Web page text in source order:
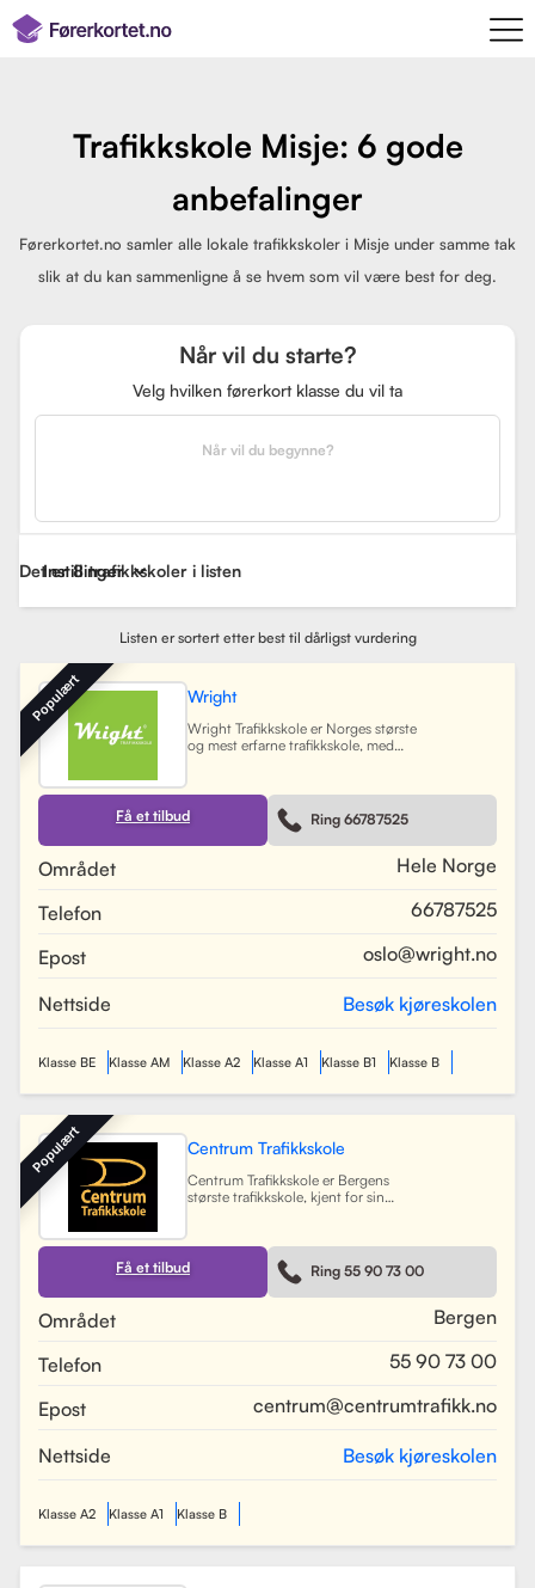
Trafikkskole Misje: 6 gode
anbefalinger
Førerkortet.no samler alle lokale trafikkskoler i Misje under samme tak
slik at du kan sammenligne å se hvem som vil være best for deg.
Når vil du starte?
Velg hvilken førerkort klasse du vil ta
Når vil du begynne?
Det er 8 trafikkskoler i listen
Instillinger
Listen er sortert etter best til dårligst vurdering
Wright
Wright Trafikkskole er Norges største
og mest erfarne trafikkskole, med
Trøndelag. Siden oppstarten har
skolen hatt som mål å tilby
profesjonell og engasjert
trafikopplæring for både
kjøretimer med all nødvendig
moderne digitale systemer for å
gjøre det enkelt for elever å booke
sine trafikklærere.
Les mer
Få et tilbud Ring 66787525
Området
Hele Norge
Telefon
66787525
Epost
oslo@wright.no
Nettside Besøk kjøreskolen
Populært
Klasse BE Klasse AM Klasse A2 Klasse A1 Klasse B1 Klasse B
Centrum Trafikkskole
Centrum Trafikkskole er Bergens
største trafikkskole, kjent for sin
for førerkort i alle klasser, og har et
team av 30 dyktige kjørelærere som
gir undervisning i et trygt og vennlig
miljø. Med lokaler i Bergen sentrum,
elevene best mulig til oppkjøring.
Gjennom en kombinasjon av teori
gjøre prosessen med å ta førerkort
både enkel og trygg for alle elever.
Få et tilbud Ring 55 90 73 00
Området
Bergen
Telefon
55 90 73 00
Epost
centrum@centrumtrafikk.no
Nettside Besøk kjøreskolen
Populært
Klasse A2 Klasse A1 Klasse B